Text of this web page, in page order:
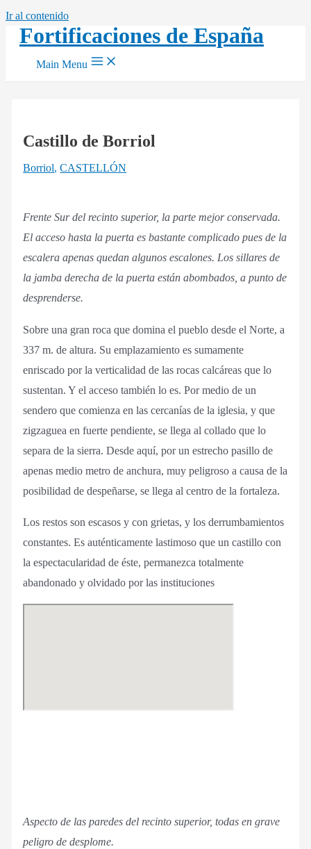
Ir al contenido
Fortificaciones de España
Main Menu
Castillo de Borriol
Borriol,CASTELLÓN
Frente Sur del recinto superior, la parte mejor conservada.
El acceso hasta la puerta es bastante complicado pues de la
escalera apenas quedan algunos escalones. Los sillares de
la jamba derecha de la puerta están abombados, a punto de
desprenderse.
Sobre una gran roca que domina el pueblo desde el Norte, a
337 m. de altura. Su emplazamiento es sumamente
enriscado por la verticalidad de las rocas calcáreas que lo
sustentan. Y el acceso también lo es. Por medio de un
sendero que comienza en las cercanías de la iglesia, y que
zigzaguea en fuerte pendiente, se llega al collado que lo
separa de la sierra. Desde aquí, por un estrecho pasillo de
apenas medio metro de anchura, muy peligroso a causa de la
posibilidad de despeñarse, se llega al centro de la fortaleza.
Los restos son escasos y con grietas, y los derrumbamientos
constantes. Es auténticamente lastimoso que un castillo con
la espectacularidad de éste, permanezca totalmente
abandonado y olvidado por las instituciones
Aspecto de las paredes del recinto superior, todas en grave
peligro de desplome.